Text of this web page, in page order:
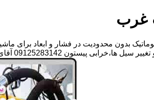
غرب
بدون محدودیت در فشار و ابعاد برای
09125283142 آقای مهدی ابراهیمی